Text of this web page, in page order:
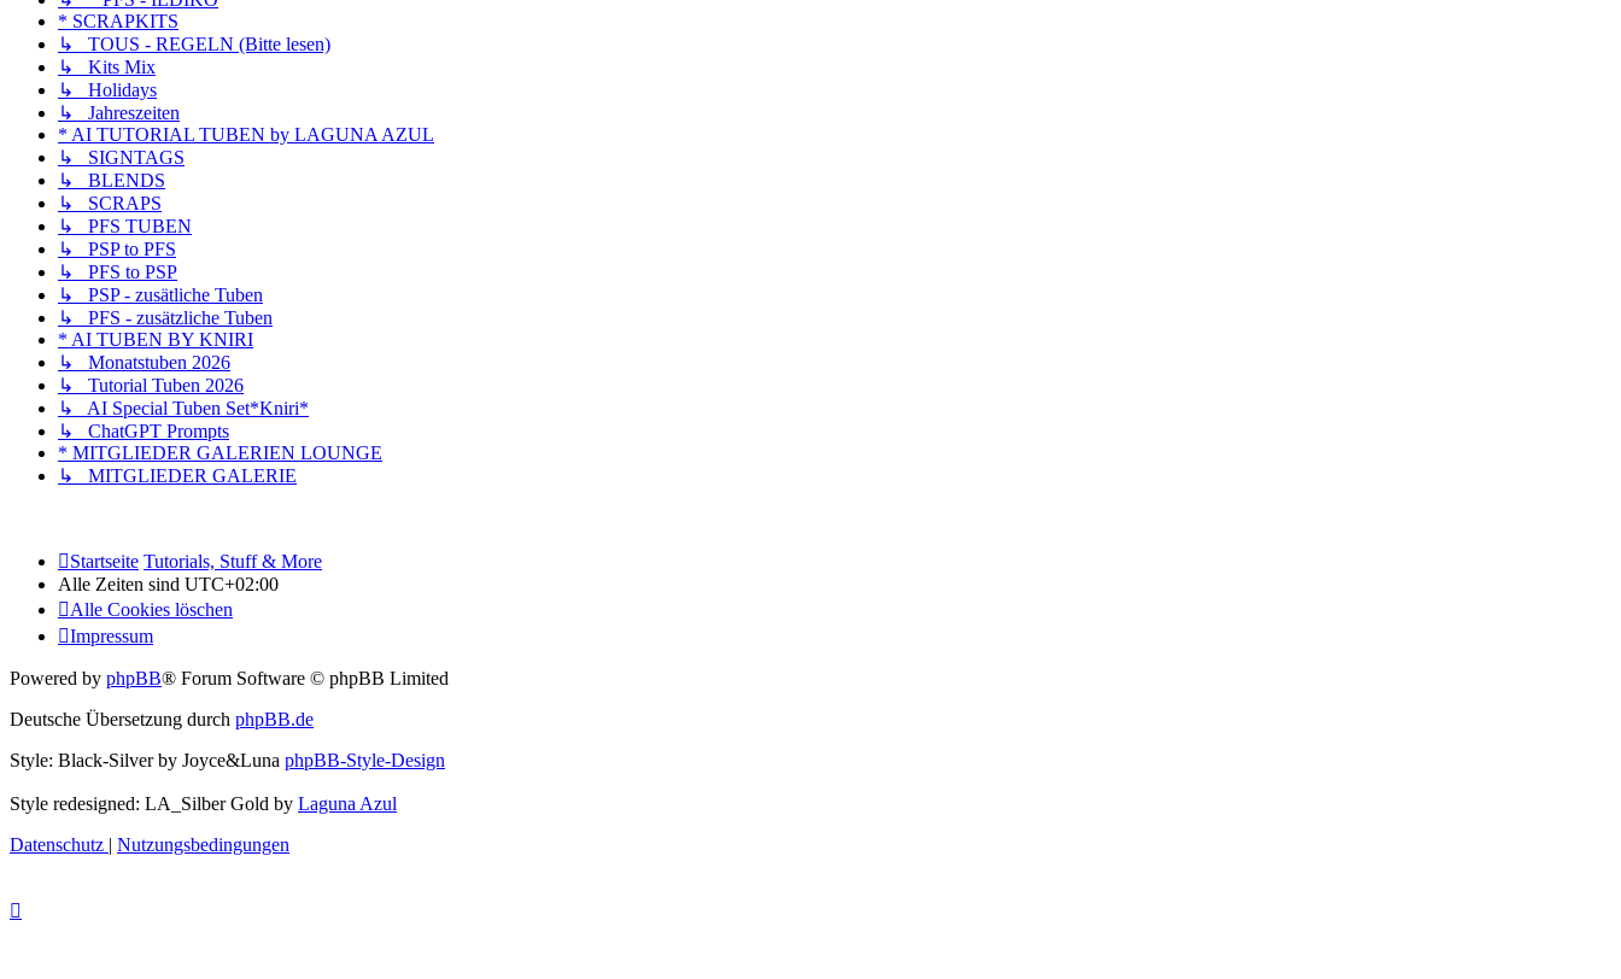
* SCRAPKITS
↳ TOUS - REGELN (Bitte lesen)
↳ Kits Mix
↳ Holidays
↳ Jahreszeiten
* AI TUTORIAL TUBEN by LAGUNA AZUL
↳ SIGNTAGS
↳ BLENDS
↳ SCRAPS
↳ PFS TUBEN
↳ PSP to PFS
↳ PFS to PSP
↳ PSP - zusätliche Tuben
↳ PFS - zusätzliche Tuben
* AI TUBEN BY KNIRI
↳ Monatstuben 2026
↳ Tutorial Tuben 2026
↳ AI Special Tuben Set*Kniri*
↳ ChatGPT Prompts
* MITGLIEDER GALERIEN LOUNGE
↳ MITGLIEDER GALERIE
Startseite Tutorials, Stuff & More
Alle Zeiten sind UTC+02:00
Alle Cookies löschen
Impressum
Powered by phpBB® Forum Software © phpBB Limited
Deutsche Übersetzung durch phpBB.de
Style: Black-Silver by Joyce&Luna phpBB-Style-Design
Style redesigned: LA_Silber Gold by Laguna Azul
Datenschutz | Nutzungsbedingungen